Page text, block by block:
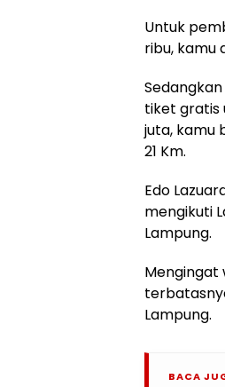
Untuk
ribu, kamu
tiket gratis
juta, kamu
21 Km.
Edo
mengikuti
Lampung.
Mengingat
Lampung.
BACA